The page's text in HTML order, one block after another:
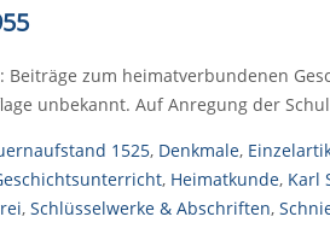
Beiträge zum heimatverbundenen
unbekannt. Auf Anregung der
1525, Denkmale,
, Heimatkunde, Karl
, Schlüsselwerke & Abschriften,